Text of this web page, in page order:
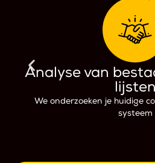
Analyse van
lijsten
We onderzoeken je huidige
systeem